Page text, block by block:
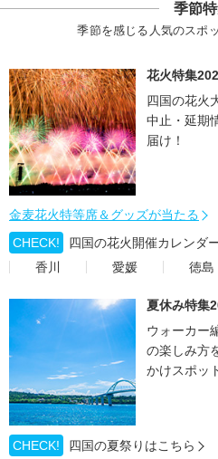
季節
季節を感じる人気のスポ
花火特集
四国の花火
中止・延期
届け！
金麦花火特等席＆グッズが当たる
CHECK!
四国の花火開催カレンダ
香川
愛媛 徳島
夏休み特集
ウォーカー
の楽しみ方
かけスポッ
CHECK!
四国の夏祭りはこちら